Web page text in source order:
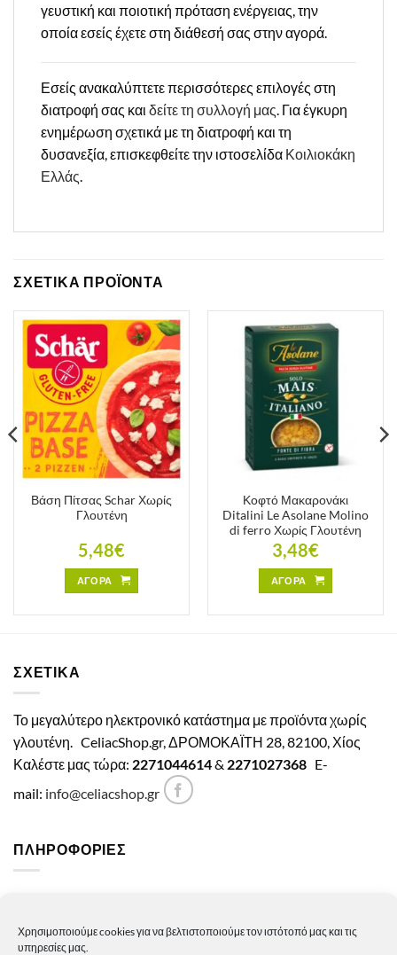
Χρησιμοποιούμε cookies για να βελτιστοποιούμε τον ιστότοπό μας και τις
υπηρεσίες μας.
γευστική και ποιοτική πρόταση ενέργειας, την
οποία εσείς έχετε στη διάθεσή σας στην αγορά.
Εσείς ανακαλύπτετε περισσότερες επιλογές στη
διατροφή σας και δείτε τη συλλογή μας . Για έγκυρη
ενημέρωση σχετικά με τη διατροφή και τη
δυσανεξία, επισκεφθείτε την ιστοσελίδα Κοιλιοκάκη
Ελλάς
ΣΧΕΤΙΚΑ ΠΡΟΪΟΝΤΑ
Βάση Πίτσας Schar Χωρίς
Γλουτένη
5,48€
ΑΓΟΡΑ
Κοφτό Μακαρονάκι
Ditalini Le Asolane Molino
di ferro Χωρίς Γλουτένη
3,48€
ΑΓΟΡΑ
ΣΧΕΤΙΚΑ
Το μεγαλύτερο ηλεκτρονικό κατάστημα με προϊόντα χωρίς
γλουτένη. CeliacShop.gr, ΔΡΟΜΟΚΑΪΤΗ 28, 82100, Χίος
Καλέστε μας τώρα: 2271044614& 2271027368 E-
mail: info@celiacshop.gr
ΠΛΗΡΟΦΟΡΙΕΣ
Πολιτική Απορρήτου